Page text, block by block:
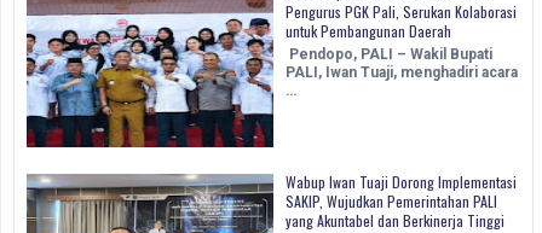
Pengurus PGK Pali, Serukan Kolaborasi
untuk Pembangunan Daerah
Pendopo, PALI – Wakil Bupati
PALI, Iwan Tuaji, menghadiri acara
…
Wabup Iwan Tuaji Dorong Implementasi
SAKIP, Wujudkan Pemerintahan PALI
yang Akuntabel dan Berkinerja Tinggi